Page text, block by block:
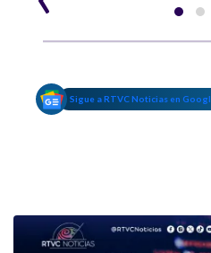
Sigue a RTVC Noticias en